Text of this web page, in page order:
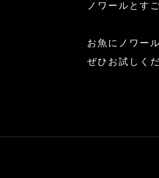
ノワールとす
お魚にノワール
ぜひお試しく